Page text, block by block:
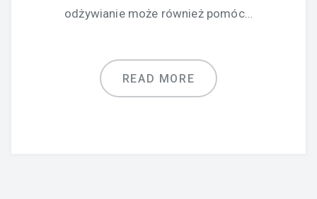
odżywianie może również pomóc…
READ MORE